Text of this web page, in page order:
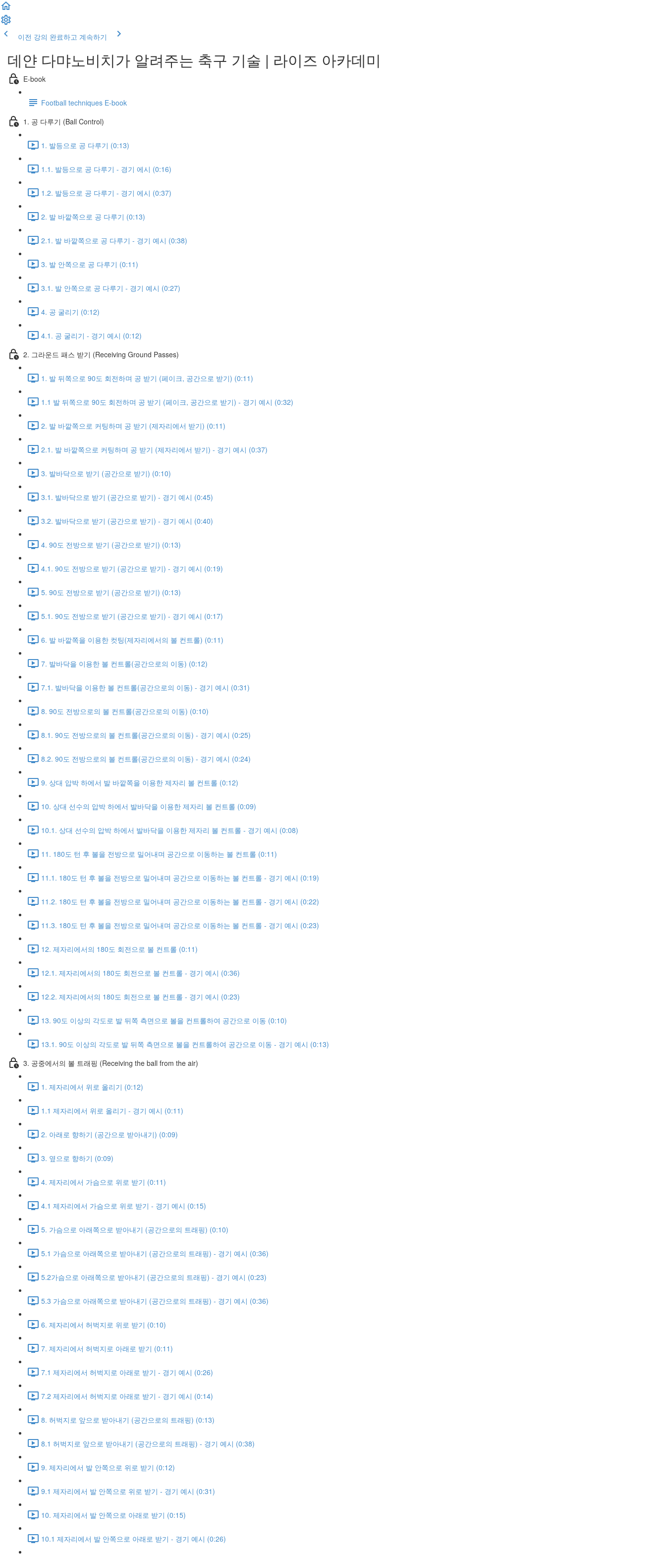
이전 강의 완료하고 계속하기
데얀 다먀노비치가 알려주는 축구 기술 | 라이즈 아카데미
E-book
Football techniques E-book
1. 공 다루기 (Ball Control)
1. 발등으로 공 다루기 (0:13)
1.1. 발등으로 공 다루기 - 경기 에시 (0:16)
1.2. 발등으로 공 다루기 - 경기 에시 (0:37)
2. 발 바깥쪽으로 공 다루기 (0:13)
2.1. 발 바깥쪽으로 공 다루기 - 경기 예시 (0:38)
3. 발 안쪽으로 공 다루기 (0:11)
3.1. 발 안쪽으로 공 다루기 - 경기 예시 (0:27)
4. 공 굴리기 (0:12)
4.1. 공 굴리기 - 경기 예시 (0:12)
2. 그라운드 패스 받기 (Receiving Ground Passes)
1. 발 뒤쪽으로 90도 회전하며 공 받기 (페이크, 공간으로 받기) (0:11)
1.1 발 뒤쪽으로 90도 회전하며 공 받기 (페이크, 공간으로 받기) - 경기 예시 (0:32)
2. 발 바깥쪽으로 커팅하며 공 받기 (제자리에서 받기) (0:11)
2.1. 발 바깥쪽으로 커팅하며 공 받기 (제자리에서 받기) - 경기 예시 (0:37)
3. 발바닥으로 받기 (공간으로 받기) (0:10)
3.1. 발바닥으로 받기 (공간으로 받기) - 경기 예시 (0:45)
3.2. 발바닥으로 받기 (공간으로 받기) - 경기 예시 (0:40)
4. 90도 전방으로 받기 (공간으로 받기) (0:13)
4.1. 90도 전방으로 받기 (공간으로 받기) - 경기 예시 (0:19)
5. 90도 전방으로 받기 (공간으로 받기) (0:13)
5.1. 90도 전방으로 받기 (공간으로 받기) - 경기 예시 (0:17)
6. 발 바깥쪽을 이용한 컷팅(제자리에서의 볼 컨트롤) (0:11)
7. 발바닥을 이용한 볼 컨트롤(공간으로의 이동) (0:12)
7.1. 발바닥을 이용한 볼 컨트롤(공간으로의 이동) - 경기 예시 (0:31)
8. 90도 전방으로의 볼 컨트롤(공간으로의 이동) (0:10)
8.1. 90도 전방으로의 볼 컨트롤(공간으로의 이동) - 경기 예시 (0:25)
8.2. 90도 전방으로의 볼 컨트롤(공간으로의 이동) - 경기 예시 (0:24)
9. 상대 압박 하에서 발 바깥쪽을 이용한 제자리 볼 컨트롤 (0:12)
10. 상대 선수의 압박 하에서 발바닥을 이용한 제자리 볼 컨트롤 (0:09)
10.1. 상대 선수의 압박 하에서 발바닥을 이용한 제자리 볼 컨트롤 - 경기 예시 (0:08)
11. 180도 턴 후 볼을 전방으로 밀어내며 공간으로 이동하는 볼 컨트롤 (0:11)
11.1. 180도 턴 후 볼을 전방으로 밀어내며 공간으로 이동하는 볼 컨트롤 - 경기 예시 (0:19)
11.2. 180도 턴 후 볼을 전방으로 밀어내며 공간으로 이동하는 볼 컨트롤 - 경기 예시 (0:22)
11.3. 180도 턴 후 볼을 전방으로 밀어내며 공간으로 이동하는 볼 컨트롤 - 경기 예시 (0:23)
12. 제자리에서의 180도 회전으로 볼 컨트롤 (0:11)
12.1. 제자리에서의 180도 회전으로 볼 컨트롤 - 경기 예시 (0:36)
12.2. 제자리에서의 180도 회전으로 볼 컨트롤 - 경기 예시 (0:23)
13. 90도 이상의 각도로 발 뒤쪽 측면으로 볼을 컨트롤하여 공간으로 이동 (0:10)
13.1. 90도 이상의 각도로 발 뒤쪽 측면으로 볼을 컨트롤하여 공간으로 이동 - 경기 예시 (0:13)
3. 공중에서의 볼 트래핑 (Receiving the ball from the air)
1. 제자리에서 위로 올리기 (0:12)
1.1 제자리에서 위로 올리기 - 경기 예시 (0:11)
2. 아래로 향하기 (공간으로 받아내기) (0:09)
3. 옆으로 향하기 (0:09)
4. 제자리에서 가슴으로 위로 받기 (0:11)
4.1 제자리에서 가슴으로 위로 받기 - 경기 예시 (0:15)
5. 가슴으로 아래쪽으로 받아내기 (공간으로의 트래핑) (0:10)
5.1 가슴으로 아래쪽으로 받아내기 (공간으로의 트래핑) - 경기 예시 (0:36)
5.2가슴으로 아래쪽으로 받아내기 (공간으로의 트래핑) - 경기 예시 (0:23)
5.3 가슴으로 아래쪽으로 받아내기 (공간으로의 트래핑) - 경기 예시 (0:36)
6. 제자리에서 허벅지로 위로 받기 (0:10)
7. 제자리에서 허벅지로 아래로 받기 (0:11)
7.1 제자리에서 허벅지로 아래로 받기 - 경기 예시 (0:26)
7.2 제자리에서 허벅지로 아래로 받기 - 경기 예시 (0:14)
8. 허벅지로 앞으로 받아내기 (공간으로의 트래핑) (0:13)
8.1 허벅지로 앞으로 받아내기 (공간으로의 트래핑) - 경기 예시 (0:38)
9. 제자리에서 발 안쪽으로 위로 받기 (0:12)
9.1 제자리에서 발 안쪽으로 위로 받기 - 경기 예시 (0:31)
10. 제자리에서 발 안쪽으로 아래로 받기 (0:15)
10.1 제자리에서 발 안쪽으로 아래로 받기 - 경기 예시 (0:26)